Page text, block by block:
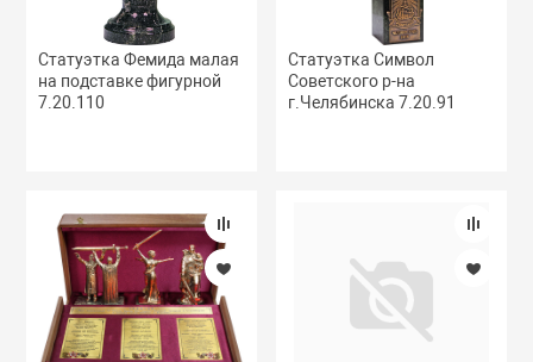
Статуэтка Фемида малая
на подставке фигурной
7.20.110
Статуэтка Символ
Советского р-на
г.Челябинска 7.20.91